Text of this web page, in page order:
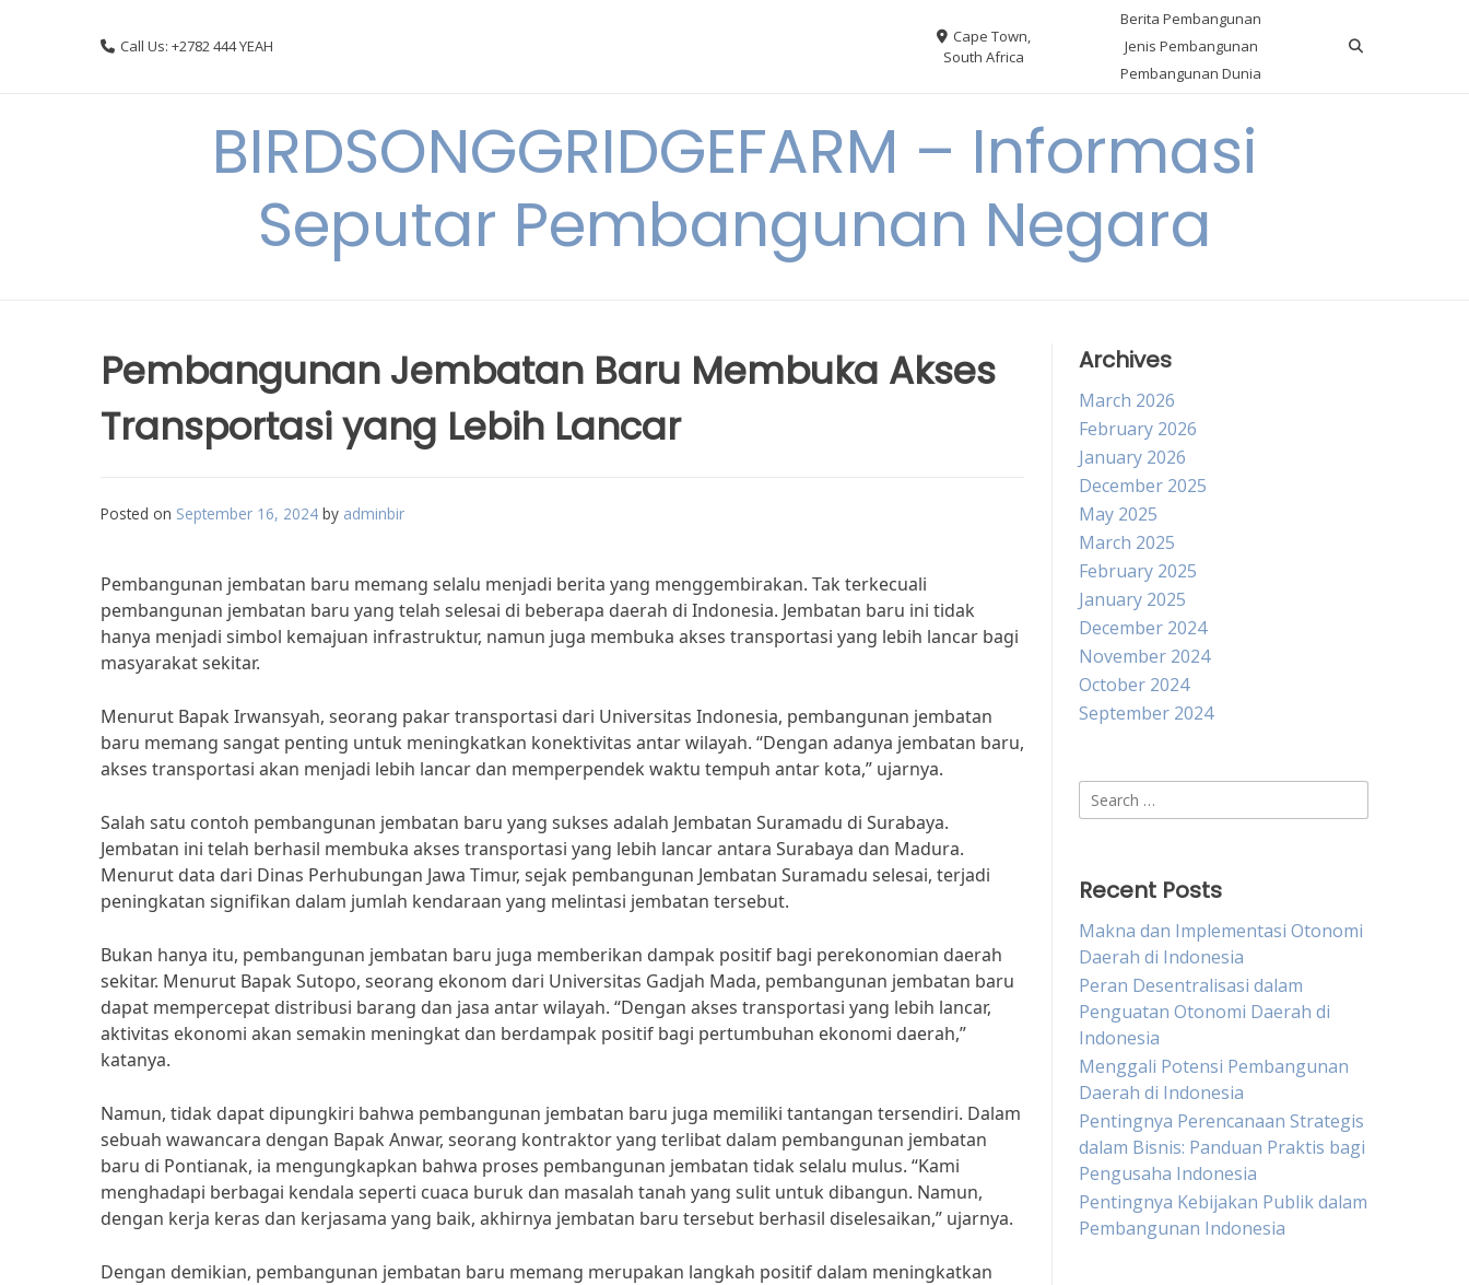
Call Us: +2782 444 YEAH
Cape Town,
South Africa
Berita Pembangunan
Jenis Pembangunan
Pembangunan Dunia
BIRDSONGGRIDGEFARM – Informasi
Seputar Pembangunan Negara
Pembangunan Jembatan Baru Membuka Akses
Transportasi yang Lebih Lancar
Posted on September 16, 2024 by adminbir
Pembangunan jembatan baru memang selalu menjadi berita yang menggembirakan. Tak terkecuali
pembangunan jembatan baru yang telah selesai di beberapa daerah di Indonesia. Jembatan baru ini tidak
hanya menjadi simbol kemajuan infrastruktur, namun juga membuka akses transportasi yang lebih lancar bagi
masyarakat sekitar.
Menurut Bapak Irwansyah, seorang pakar transportasi dari Universitas Indonesia, pembangunan jembatan
baru memang sangat penting untuk meningkatkan konektivitas antar wilayah. “Dengan adanya jembatan baru,
akses transportasi akan menjadi lebih lancar dan memperpendek waktu tempuh antar kota,” ujarnya.
Salah satu contoh pembangunan jembatan baru yang sukses adalah Jembatan Suramadu di Surabaya.
Jembatan ini telah berhasil membuka akses transportasi yang lebih lancar antara Surabaya dan Madura.
Menurut data dari Dinas Perhubungan Jawa Timur, sejak pembangunan Jembatan Suramadu selesai, terjadi
peningkatan signifikan dalam jumlah kendaraan yang melintasi jembatan tersebut.
Bukan hanya itu, pembangunan jembatan baru juga memberikan dampak positif bagi perekonomian daerah
sekitar. Menurut Bapak Sutopo, seorang ekonom dari Universitas Gadjah Mada, pembangunan jembatan baru
dapat mempercepat distribusi barang dan jasa antar wilayah. “Dengan akses transportasi yang lebih lancar,
aktivitas ekonomi akan semakin meningkat dan berdampak positif bagi pertumbuhan ekonomi daerah,”
katanya.
Namun, tidak dapat dipungkiri bahwa pembangunan jembatan baru juga memiliki tantangan tersendiri. Dalam
sebuah wawancara dengan Bapak Anwar, seorang kontraktor yang terlibat dalam pembangunan jembatan
baru di Pontianak, ia mengungkapkan bahwa proses pembangunan jembatan tidak selalu mulus. “Kami
menghadapi berbagai kendala seperti cuaca buruk dan masalah tanah yang sulit untuk dibangun. Namun,
dengan kerja keras dan kerjasama yang baik, akhirnya jembatan baru tersebut berhasil diselesaikan,” ujarnya.
Dengan demikian, pembangunan jembatan baru memang merupakan langkah positif dalam meningkatkan
Archives
March 2026
February 2026
January 2026
December 2025
May 2025
March 2025
February 2025
January 2025
December 2024
November 2024
October 2024
September 2024
Search
for:
Recent Posts
Makna dan Implementasi Otonomi
Daerah di Indonesia
Peran Desentralisasi dalam
Penguatan Otonomi Daerah di
Indonesia
Menggali Potensi Pembangunan
Daerah di Indonesia
Pentingnya Perencanaan Strategis
dalam Bisnis: Panduan Praktis bagi
Pengusaha Indonesia
Pentingnya Kebijakan Publik dalam
Pembangunan Indonesia